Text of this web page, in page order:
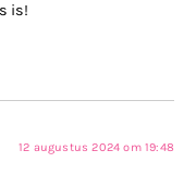
is!
12 augustus 2024 om 19:48